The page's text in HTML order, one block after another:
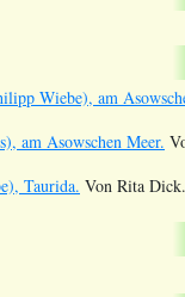
Wiebe), am
am Asowschen Meer.
Taurida. Von Rita Dick.